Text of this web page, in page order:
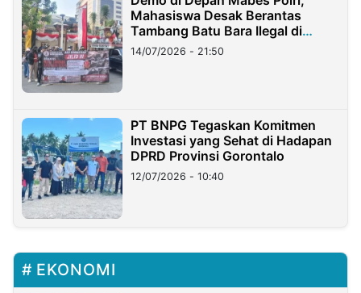
Mahasiswa Desak Berantas
Tambang Batu Bara Ilegal di
Lampung
14/07/2026 - 21:50
PT BNPG Tegaskan Komitmen
Investasi yang Sehat di Hadapan
DPRD Provinsi Gorontalo
12/07/2026 - 10:40
EKONOMI